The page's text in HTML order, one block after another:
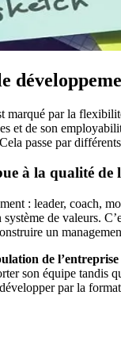
par la
et de son
passe par
à la qualité de
: leader, coach,
de valeurs.
un
de l’entreprise
son équipe tandis
par la